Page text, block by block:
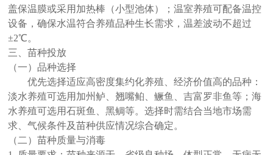
盖保温膜或采用加热棒（小型池体）；温室养殖可配备温控
设备，确保水温符合养殖品种生长需求，温差波动不超过
±2℃。
三、苗种投放
（一）品种选择
优先选择适应高密度集约化养殖、经济价值高的品种：
淡水养殖可选用加州鲈、翘嘴鲌、鳜鱼、吉富罗非鱼等；海
水养殖可选用石斑鱼、黑鲷等。选择时需结合当地市场需
求、气候条件及苗种供应情况综合确定。
（二）苗种质量与消毒